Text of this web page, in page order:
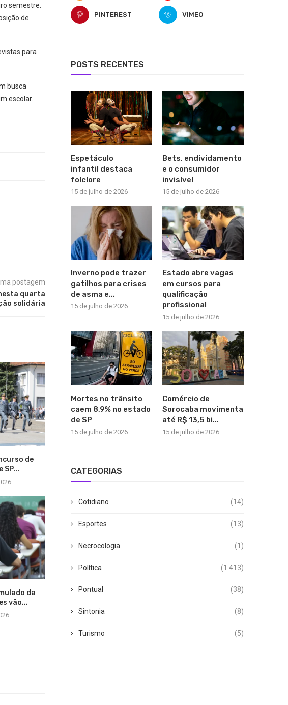
semestre.
de
para
busca
escolar.
postagem
quarta
solidária
de
SP...
da
vão...
PINTEREST VIMEO
POSTS RECENTES
Espetáculo
infantil destaca
folclore
15 de julho de 2026
Bets, endividamento
e o consumidor
invisível
15 de julho de 2026
Inverno pode trazer
gatilhos para crises
de asma e...
15 de julho de 2026
Estado abre vagas
em cursos para
qualificação
profissional
15 de julho de 2026
Mortes no trânsito
caem 8,9% no estado
de SP
15 de julho de 2026
Comércio de
Sorocaba movimenta
até R$ 13,5 bi...
15 de julho de 2026
CATEGORIAS
Cotidiano (14)
Esportes (13)
Necrocologia (1)
Política (1.413)
Pontual (38)
Sintonia (8)
Turismo (5)